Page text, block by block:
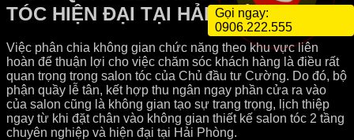
TÓC HIỆN ĐẠI TẠI HẢI PHÒNG
Việc phân chia không gian chức năng theo khu vực liên
hoàn để thuận lợi cho việc chăm sóc khách hàng là điều rất
quan trọng trong salon tóc của Chủ đầu tư Cường. Do đó, bộ
phận quầy lễ tân, kết hợp thu ngân ngay phần cửa ra vào
của salon cũng là không gian tạo sự trang trọng, lịch thiệp
ngay từ khi đặt chân vào không gian thiết kế salon tóc 2 tầng
chuyên nghiệp và hiện đại tại Hải Phòng.
Gọi ngay:
0906.222.555